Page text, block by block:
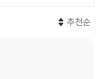
추천순